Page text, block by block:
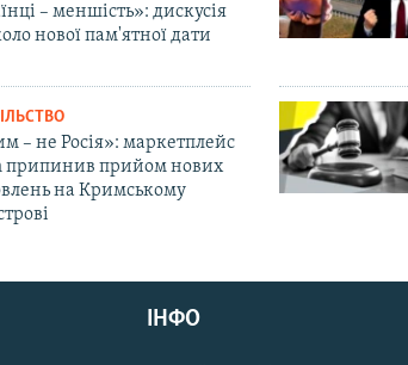
– меншість»: дискусія
нової пам'ятної дати
– не Росія»: маркетплейс
припинив прийом нових
на Кримському
ІНФО